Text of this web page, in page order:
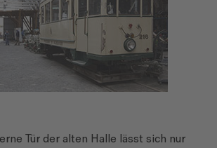
Tür der alten Halle lässt sich nur